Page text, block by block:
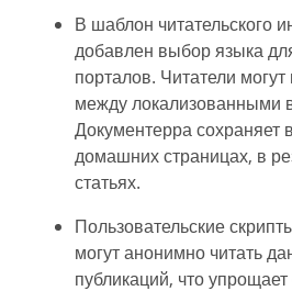
В шаблон читательского
добавлен выбор языка
порталов. Читатели
между локализованными
Документерра
домашних страницах, в
статьях.
Пользовательские
могут анонимно читать
публикаций, что